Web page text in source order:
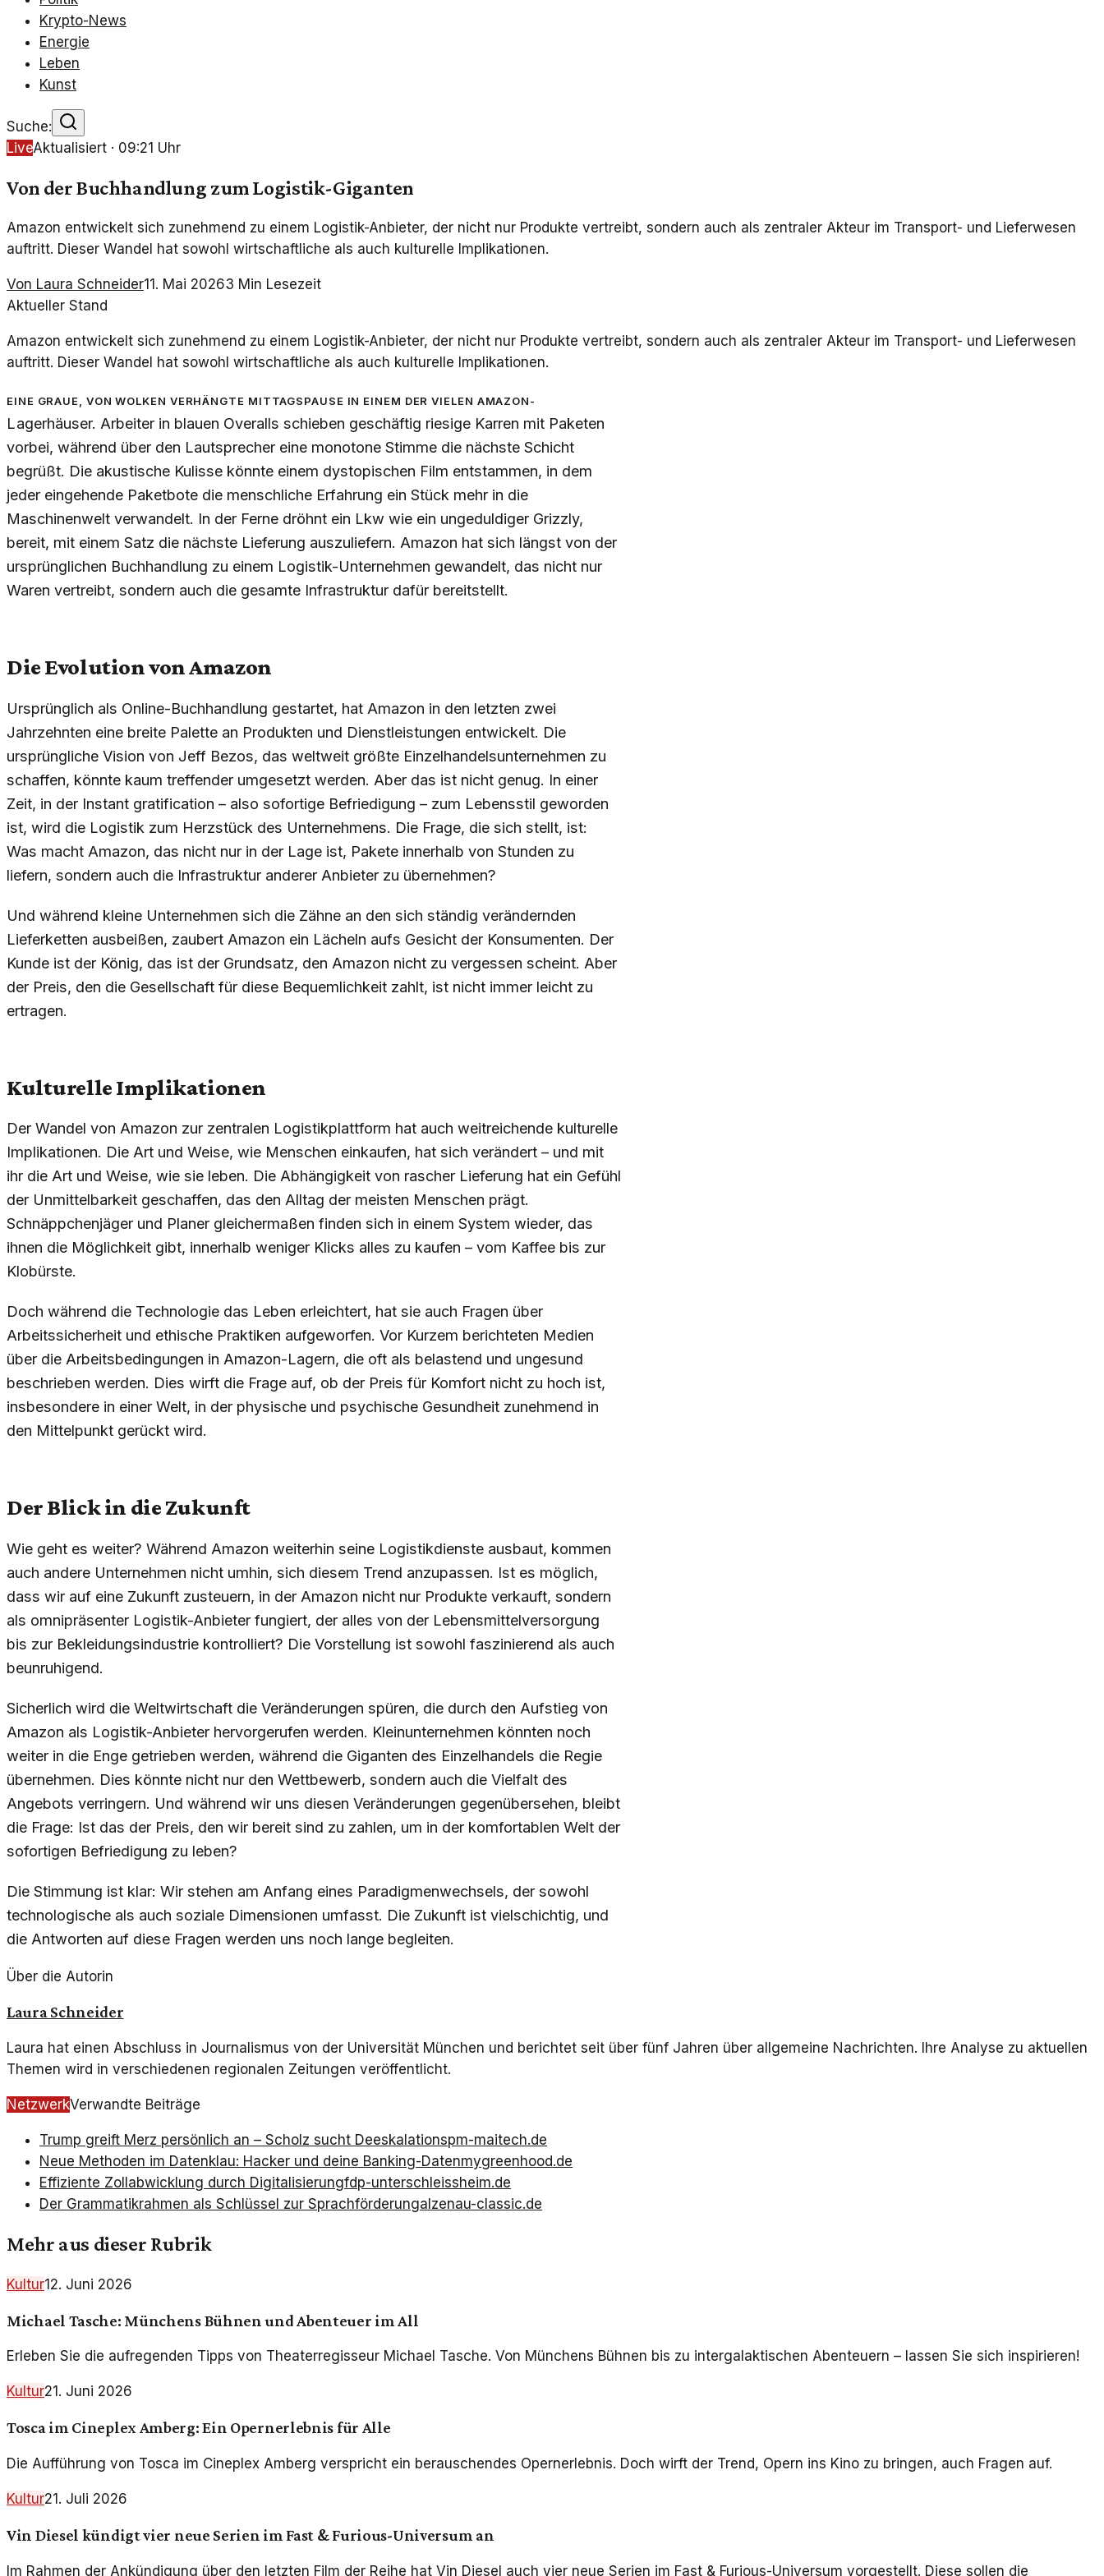
Krypto-News
Energie
Leben
Kunst
Suche:
LiveAktualisiert · 09:21 Uhr
Von der Buchhandlung zum Logistik-Giganten
Amazon entwickelt sich zunehmend zu einem Logistik-Anbieter, der nicht nur Produkte vertreibt, sondern auch als zentraler Akteur im Transport- und Lieferwesen
auftritt. Dieser Wandel hat sowohl wirtschaftliche als auch kulturelle Implikationen.
Von Laura Schneider11. Mai 20263 Min Lesezeit
Aktueller Stand
Amazon entwickelt sich zunehmend zu einem Logistik-Anbieter, der nicht nur Produkte vertreibt, sondern auch als zentraler Akteur im Transport- und Lieferwesen
auftritt. Dieser Wandel hat sowohl wirtschaftliche als auch kulturelle Implikationen.
Eine graue, von Wolken verhängte Mittagspause in einem der vielen Amazon-
Lagerhäuser. Arbeiter in blauen Overalls schieben geschäftig riesige Karren mit Paketen
vorbei, während über den Lautsprecher eine monotone Stimme die nächste Schicht
begrüßt. Die akustische Kulisse könnte einem dystopischen Film entstammen, in dem
jeder eingehende Paketbote die menschliche Erfahrung ein Stück mehr in die
Maschinenwelt verwandelt. In der Ferne dröhnt ein Lkw wie ein ungeduldiger Grizzly,
bereit, mit einem Satz die nächste Lieferung auszuliefern. Amazon hat sich längst von der
ursprünglichen Buchhandlung zu einem Logistik-Unternehmen gewandelt, das nicht nur
Waren vertreibt, sondern auch die gesamte Infrastruktur dafür bereitstellt.
Die Evolution von Amazon
Ursprünglich als Online-Buchhandlung gestartet, hat Amazon in den letzten zwei
Jahrzehnten eine breite Palette an Produkten und Dienstleistungen entwickelt. Die
ursprüngliche Vision von Jeff Bezos, das weltweit größte Einzelhandelsunternehmen zu
schaffen, könnte kaum treffender umgesetzt werden. Aber das ist nicht genug. In einer
Zeit, in der Instant gratification – also sofortige Befriedigung – zum Lebensstil geworden
ist, wird die Logistik zum Herzstück des Unternehmens. Die Frage, die sich stellt, ist:
Was macht Amazon, das nicht nur in der Lage ist, Pakete innerhalb von Stunden zu
liefern, sondern auch die Infrastruktur anderer Anbieter zu übernehmen?
Und während kleine Unternehmen sich die Zähne an den sich ständig verändernden
Lieferketten ausbeißen, zaubert Amazon ein Lächeln aufs Gesicht der Konsumenten. Der
Kunde ist der König, das ist der Grundsatz, den Amazon nicht zu vergessen scheint. Aber
der Preis, den die Gesellschaft für diese Bequemlichkeit zahlt, ist nicht immer leicht zu
ertragen.
Kulturelle Implikationen
Der Wandel von Amazon zur zentralen Logistikplattform hat auch weitreichende kulturelle
Implikationen. Die Art und Weise, wie Menschen einkaufen, hat sich verändert – und mit
ihr die Art und Weise, wie sie leben. Die Abhängigkeit von rascher Lieferung hat ein Gefühl
der Unmittelbarkeit geschaffen, das den Alltag der meisten Menschen prägt.
Schnäppchenjäger und Planer gleichermaßen finden sich in einem System wieder, das
ihnen die Möglichkeit gibt, innerhalb weniger Klicks alles zu kaufen – vom Kaffee bis zur
Klobürste.
Doch während die Technologie das Leben erleichtert, hat sie auch Fragen über
Arbeitssicherheit und ethische Praktiken aufgeworfen. Vor Kurzem berichteten Medien
über die Arbeitsbedingungen in Amazon-Lagern, die oft als belastend und ungesund
beschrieben werden. Dies wirft die Frage auf, ob der Preis für Komfort nicht zu hoch ist,
insbesondere in einer Welt, in der physische und psychische Gesundheit zunehmend in
den Mittelpunkt gerückt wird.
Der Blick in die Zukunft
Wie geht es weiter? Während Amazon weiterhin seine Logistikdienste ausbaut, kommen
auch andere Unternehmen nicht umhin, sich diesem Trend anzupassen. Ist es möglich,
dass wir auf eine Zukunft zusteuern, in der Amazon nicht nur Produkte verkauft, sondern
als omnipräsenter Logistik-Anbieter fungiert, der alles von der Lebensmittelversorgung
bis zur Bekleidungsindustrie kontrolliert? Die Vorstellung ist sowohl faszinierend als auch
beunruhigend.
Sicherlich wird die Weltwirtschaft die Veränderungen spüren, die durch den Aufstieg von
Amazon als Logistik-Anbieter hervorgerufen werden. Kleinunternehmen könnten noch
weiter in die Enge getrieben werden, während die Giganten des Einzelhandels die Regie
übernehmen. Dies könnte nicht nur den Wettbewerb, sondern auch die Vielfalt des
Angebots verringern. Und während wir uns diesen Veränderungen gegenübersehen, bleibt
die Frage: Ist das der Preis, den wir bereit sind zu zahlen, um in der komfortablen Welt der
sofortigen Befriedigung zu leben?
Die Stimmung ist klar: Wir stehen am Anfang eines Paradigmenwechsels, der sowohl
technologische als auch soziale Dimensionen umfasst. Die Zukunft ist vielschichtig, und
die Antworten auf diese Fragen werden uns noch lange begleiten.
Über die Autorin
Laura Schneider
Laura hat einen Abschluss in Journalismus von der Universität München und berichtet seit über fünf Jahren über allgemeine Nachrichten. Ihre Analyse zu aktuellen
Themen wird in verschiedenen regionalen Zeitungen veröffentlicht.
NetzwerkVerwandte Beiträge
Trump greift Merz persönlich an – Scholz sucht Deeskalationspm-maitech.de
Neue Methoden im Datenklau: Hacker und deine Banking-Datenmygreenhood.de
Effiziente Zollabwicklung durch Digitalisierungfdp-unterschleissheim.de
Der Grammatikrahmen als Schlüssel zur Sprachförderungalzenau-classic.de
Mehr aus dieser Rubrik
Kultur12. Juni 2026
Michael Tasche: Münchens Bühnen und Abenteuer im All
Erleben Sie die aufregenden Tipps von Theaterregisseur Michael Tasche. Von Münchens Bühnen bis zu intergalaktischen Abenteuern – lassen Sie sich inspirieren!
Kultur21. Juni 2026
Tosca im Cineplex Amberg: Ein Opernerlebnis für Alle
Die Aufführung von Tosca im Cineplex Amberg verspricht ein berauschendes Opernerlebnis. Doch wirft der Trend, Opern ins Kino zu bringen, auch Fragen auf.
Kultur21. Juli 2026
Vin Diesel kündigt vier neue Serien im Fast & Furious-Universum an
Im Rahmen der Ankündigung über den letzten Film der Reihe hat Vin Diesel auch vier neue Serien im Fast & Furious-Universum vorgestellt. Diese sollen die